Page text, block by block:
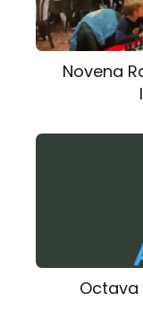
Novena
Octava